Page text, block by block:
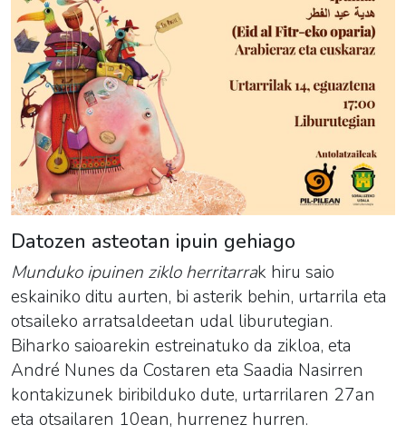
Datozen asteotan ipuin gehiago
Munduko ipuinen ziklo herritarrak hiru saio
eskainiko ditu aurten, bi asterik behin, urtarrila eta
otsaileko arratsaldeetan udal liburutegian.
Biharko saioarekin estreinatuko da zikloa, eta
André Nunes da Costaren eta Saadia Nasirren
kontakizunek biribilduko dute, urtarrilaren 27an
eta otsailaren 10ean, hurrenez hurren.